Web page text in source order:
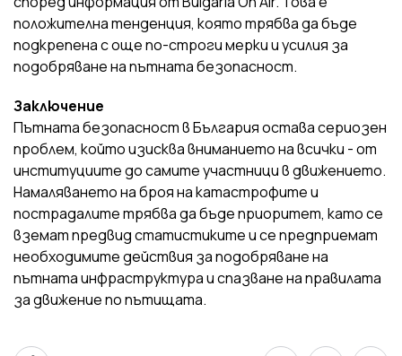
положителна тенденция, която трябва да бъде
подкрепена с още по-строги мерки и усилия за
подобряване на пътната безопасност.
Заключение
Пътната безопасност в България остава сериозен
проблем, който изисква вниманието на всички - от
институциите до самите участници в движението.
Намаляването на броя на катастрофите и
пострадалите трябва да бъде приоритет, като се
вземат предвид статистиките и се предприемат
необходимите действия за подобряване на
пътната инфраструктура и спазване на правилата
за движение по пътищата.